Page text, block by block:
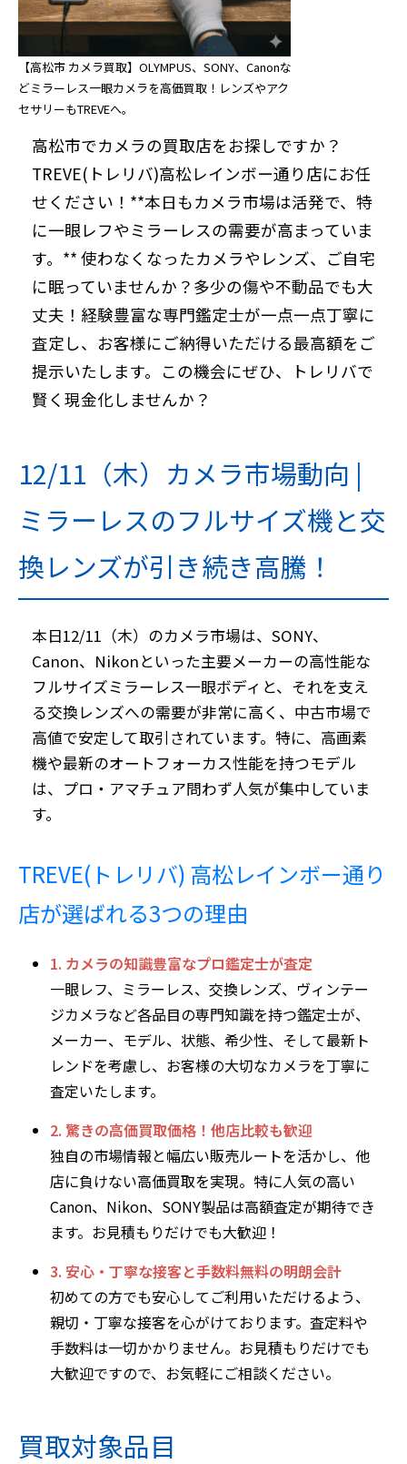
【高松市 カメラ買取】OLYMPUS、SONY、Canonな
どミラーレス一眼カメラを高価買取！レンズやアク
セサリーもTREVEへ。
高松市でカメラの買取店をお探しですか？
TREVE(トレリバ)高松レインボー通り店にお任
せください！**本日もカメラ市場は活発で、特
に一眼レフやミラーレスの需要が高まっていま
す。** 使わなくなったカメラやレンズ、ご自宅
に眠っていませんか？多少の傷や不動品でも大
丈夫！経験豊富な専門鑑定士が一点一点丁寧に
査定し、お客様にご納得いただける最高額をご
提示いたします。この機会にぜひ、トレリバで
賢く現金化しませんか？
12/11（木）カメラ市場動向 |
ミラーレスのフルサイズ機と交
換レンズが引き続き高騰！
本日12/11（木）のカメラ市場は、 SONY、
Canon、Nikonといった主要メーカーの高性能な
フルサイズミラーレス一眼ボディ と、それを支え
る交換レンズへの需要が非常に高く、中古市場で
高値で安定して取引されています。特に、高画素
機や最新のオートフォーカス性能を持つモデル
は、プロ・アマチュア問わず人気が集中していま
す。
TREVE(トレリバ) 高松レインボー通り
店が選ばれる3つの理由
1. カメラの知識豊富なプロ鑑定士が査定
一眼レフ、ミラーレス、交換レンズ、ヴィンテー
ジカメラなど各品目の専門知識を持つ鑑定士が、
メーカー、モデル、状態、希少性、そして最新ト
レンドを考慮し、お客様の大切なカメラを丁寧に
査定いたします。
2. 驚きの高価買取価格！他店比較も歓迎
独自の市場情報と幅広い販売ルートを活かし、他
店に負けない高価買取を実現。特に人気の高い
Canon、Nikon、SONY製品は高額査定が期待でき
ます。お見積もりだけでも大歓迎！
3. 安心・丁寧な接客と手数料無料の明朗会計
初めての方でも安心してご利用いただけるよう、
親切・丁寧な接客を心がけております。査定料や
手数料は一切かかりません。お見積もりだけでも
大歓迎ですので、お気軽にご相談ください。
買取対象品目